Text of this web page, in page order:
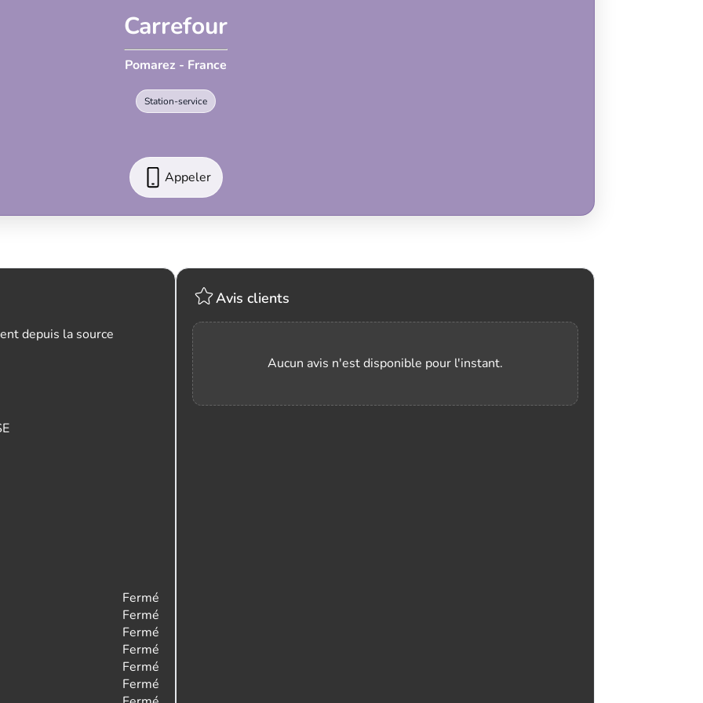
Carrefour
Pomarez - France
Station-service
Appeler
depuis la source
Fermé
Fermé
Fermé
Fermé
Fermé
Fermé
Avis clients
Aucun avis n'est disponible pour l'instant.